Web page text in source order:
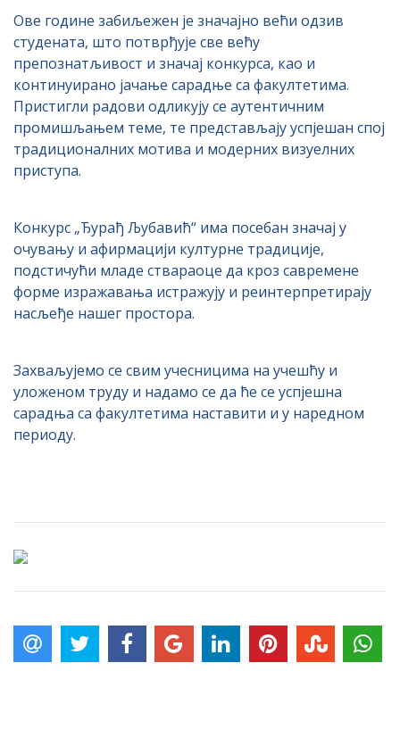
Ове године забиљежен је значајно већи одзив
студената, што потврђује све већу
препознатљивост и значај конкурса, као и
континуирано јачање сарадње са факултетима.
Пристигли радови одликују се аутентичним
промишљањем теме, те представљају успјешан спој
традиционалних мотива и модерних визуелних
приступа.
Конкурс „Ђурађ Љубавић“ има посебан значај у
очувању и афирмацији културне традиције,
подстичући младе ствараоце да кроз савремене
форме изражавања истражују и реинтерпретирају
насљеђе нашег простора.
Захваљујемо се свим учесницима на учешћу и
уложеном труду и надамо се да ће се успјешна
сарадња са факултетима наставити и у наредном
периоду.